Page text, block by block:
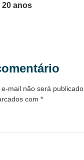
20 anos
mail não será publicado.
com *